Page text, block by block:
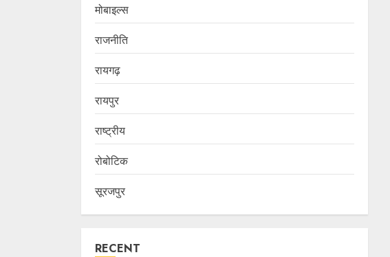
मोबाइल्स
राजनीति
रायगढ़
रायपुर
राष्ट्रीय
रोबोटिक
सूरजपुर
RECENT